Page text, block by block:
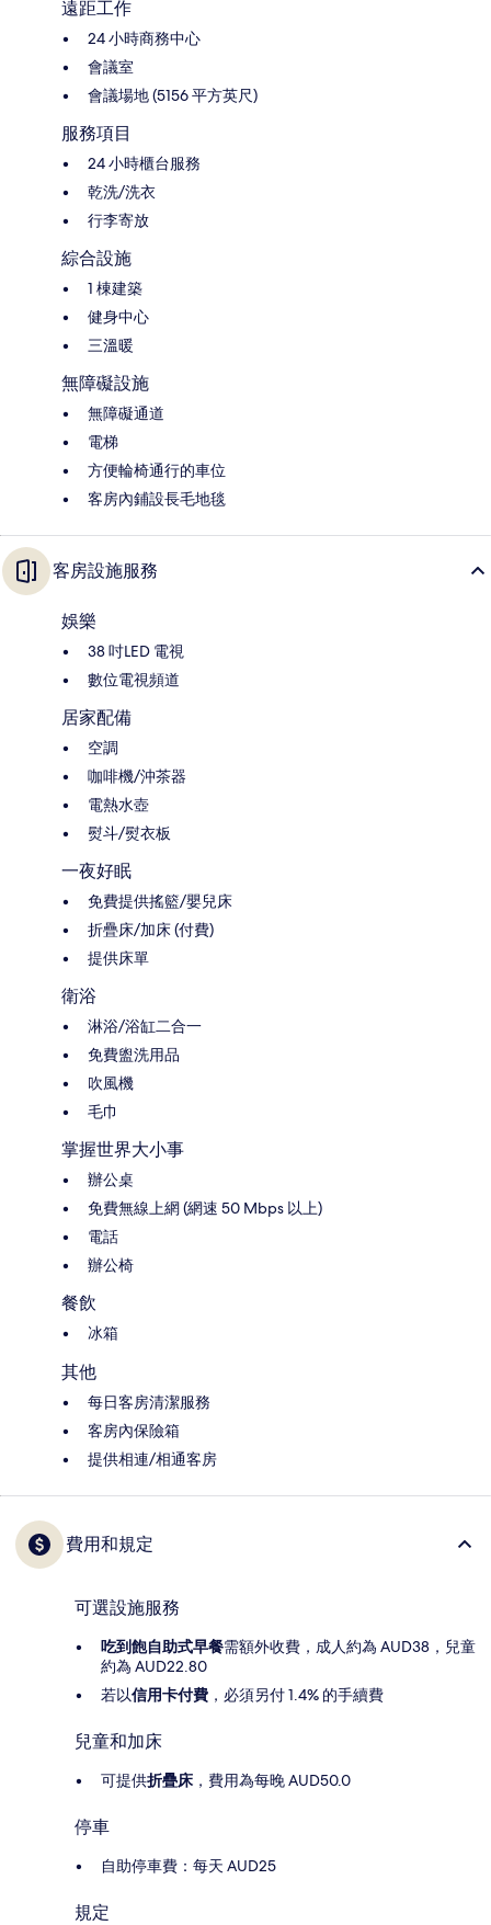
遠距工作
24 小時商務中心
會議室
會議場地 (5156 平方英尺)
服務項目
24 小時櫃台服務
乾洗/洗衣
行李寄放
綜合設施
1 棟建築
健身中心
三溫暖
無障礙設施
無障礙通道
電梯
方便輪椅通行的車位
客房內鋪設長毛地毯
客房設施服務
娛樂
38 吋LED 電視
數位電視頻道
居家配備
空調
咖啡機/沖茶器
電熱水壺
熨斗/熨衣板
一夜好眠
免費提供搖籃/嬰兒床
折疊床/加床 (付費)
提供床單
衛浴
淋浴/浴缸二合一
免費盥洗用品
吹風機
毛巾
掌握世界大小事
辦公桌
免費無線上網 (網速 50 Mbps 以上)
電話
辦公椅
餐飲
冰箱
其他
每日客房清潔服務
客房內保險箱
提供相連/相通客房
費用和規定
可選設施服務
吃到飽自助式早餐需額外收費，成人約為 AUD38，兒童
約為 AUD22.80
若以信用卡付費 ，必須另付 1.4% 的手續費
兒童和加床
可提供折疊床 ，費用為每晚 AUD50.0
停車
自助停車費：每天 AUD25
規定